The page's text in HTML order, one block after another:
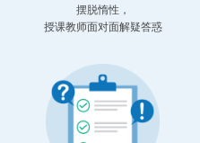
摆脱惰性，
授课教师面对面解疑答惑